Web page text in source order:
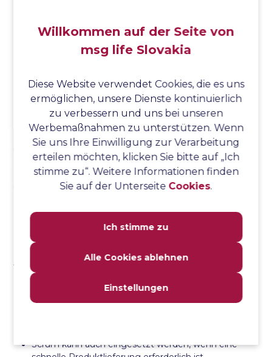
bestimmte Anforderungen aus dem Product Backlog
und kann 2 bis 4 Wochen dauern.
leichtgewichtiges Prozess-Framework?
Antwort: Das agile Scrum-Framework ist ein
leichtgewichtiges Prozess-Framework, da es nur wenige
Regeln und Verfahren enthält. Dieser Rahmen ist flexibel
und anpassungsfähig und kann problemlos Änderungen
der Anforderungen berücksichtigen. Im Scrum-
Framework ist die Produktentwicklung in Sprints
unterteilt, die eine kurze Dauer haben.
Frage. 35. Wann verwenden wir die agile Scrum-
Antwort:
Wenn die Anforderungen nicht eindeutig sind.
Wenn eine hohe Wahrscheinlichkeit besteht, dass
Scrum kann auch eingesetzt werden, wenn eine
Willkommen auf der Seite von
msg life Slovakia
Diese Website verwendet Cookies, die es uns
ermöglichen, unsere Dienste kontinuierlich
zu verbessern und uns bei unseren
Werbemaßnahmen zu unterstützen. Wenn
Sie uns Ihre Einwilligung zur Verarbeitung
erteilen möchten, klicken Sie bitte auf „Ich
stimme zu“. Weitere Informationen finden
Sie auf der Unterseite Cookies.
Ich stimme zu
Alle Cookies ablehnen
Einstellungen